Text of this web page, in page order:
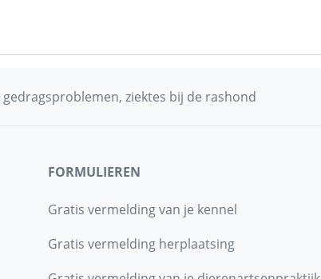
ziektes bij de rashond
FORMULIEREN
Gratis vermelding van je kennel
Gratis vermelding herplaatsing